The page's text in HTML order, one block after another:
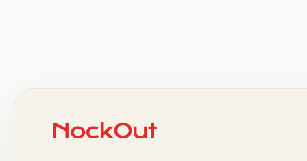
.   +   .   .   o   .   .   .   .   .   .   :   .
.   .   .   o   .   .   .   .   .   .   .   .   x   .